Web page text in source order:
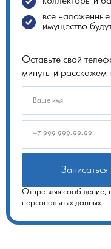
все
имущество
Оставьте свой
минуты и расскажем
Отправляя сообщение,
персональных данных